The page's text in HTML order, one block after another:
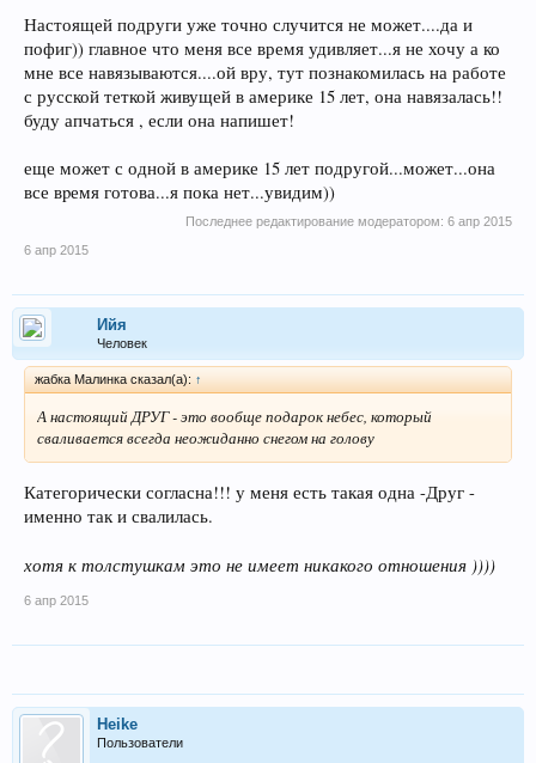
Настоящей подруги уже точно случится не может....да и
пофиг)) главное что меня все время удивляет...я не хочу а ко
мне все навязываются....ой вру, тут познакомилась на работе
с русской теткой живущей в америке 15 лет, она навязалась!!
буду апчаться , если она напишет!
еще может с одной в америке 15 лет подругой...может...она
все вpемя готова...я пока нет...увидим))
Последнее редактирование модератором: 6 апр 2015
6 апр 2015
Ийя
Человек
жабка Малинка сказал(а): ↑
А настоящий ДРУГ - это вообще подарок небес, который
сваливается всегда неожиданно снегом на голову
Категорически согласна!!! у меня есть такая одна -Друг -
именно так и свалилась.
хотя к толстушкам это не имеет никакого отношения ))))
6 апр 2015
Heike
Пользователи